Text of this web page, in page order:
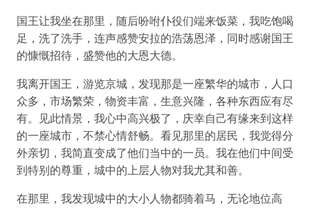
国王让我坐在那里，随后吩咐仆役们端来饭菜，我吃饱喝
足，洗了洗手，连声感赞安拉的浩荡恩泽，同时感谢国王
的慷慨招待，盛赞他的大恩大德。
我离开国王，游览京城，发现那是一座繁华的城市，人口
众多，市场繁荣，物资丰富，生意兴隆，各种东西应有尽
有。见此情景，我心中高兴极了，庆幸自己有缘来到这样
的一座城市，不禁心情舒畅。看见那里的居民，我觉得分
外亲切，我简直变成了他们当中的一员。我在他们中间受
到特别的尊重，城中的上层人物对我尤其和善。
在那里，我发现城中的大小人物都骑着马，无论地位高